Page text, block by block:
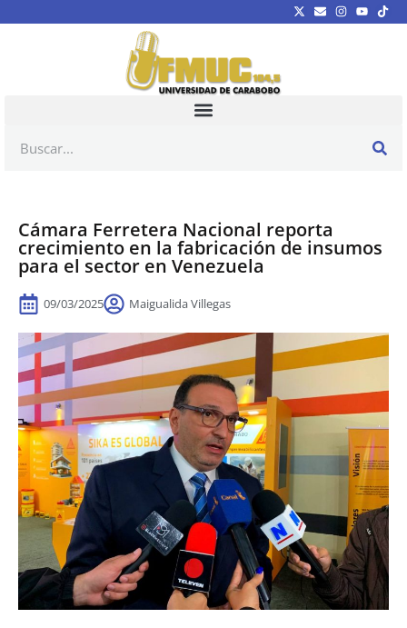
Cámara Ferretera Nacional reporta
crecimiento en la fabricación de insumos
para el sector en Venezuela
09/03/2025 Maigualida Villegas